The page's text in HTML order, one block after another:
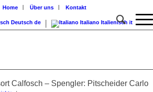
Home Über uns Kontakt
Deutsch de Italiano Italienisch it
Calfosch – Spengler: Pitscheider Carlo